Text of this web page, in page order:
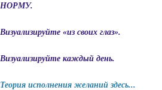
НОРМУ.
Визуализируйте «из своих глаз».
Визуализируйте каждый день.
Теория исполнения желаний здесь...